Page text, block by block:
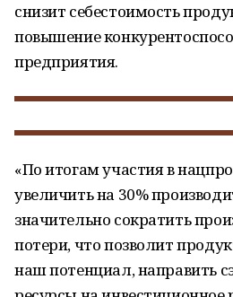
снизит себестоимость
повышение
предприятия.
«По итогам участия в
увеличить на 30%
значительно сократить
потери, что позволит
наш потенциал, направить